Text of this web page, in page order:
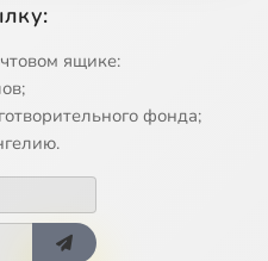
Лука Крымский)
ящике:
фонда;